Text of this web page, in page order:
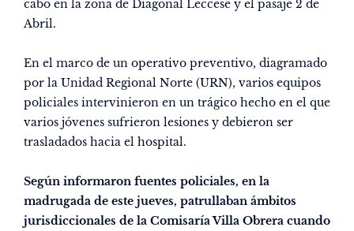
cabo en la zona de Diagonal Leccese y el pasaje 2 de
Abril.
En el marco de un operativo preventivo, diagramado
por la Unidad Regional Norte (URN), varios equipos
policiales intervinieron en un trágico hecho en el que
varios jóvenes sufrieron lesiones y debieron ser
trasladados hacia el hospital.
Según informaron fuentes policiales, en la
madrugada de este jueves, patrullaban ámbitos
jurisdiccionales de la Comisaría Villa Obrera cuando